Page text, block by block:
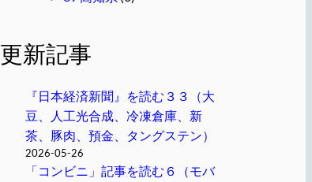
更新記事
『日本経済新聞』を読む３３（大
豆、人工光合成、冷凍倉庫、新
茶、豚肉、預金、タングステン）
2026-05-26
「コンビニ」記事を読む６（モバ